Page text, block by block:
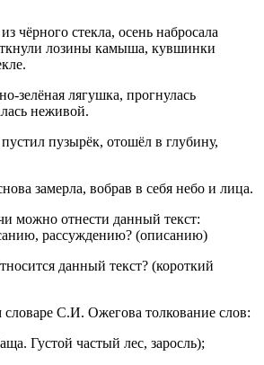
чёрного стекла, осень набросала
лозины камыша, кувшинки
зелёная лягушка, прогнулась
неживой.
пузырёк, отошёл в глубину,
замерла, вобрав в себя небо и лица.
можно отнести данный текст:
рассуждению? (описанию)
данный текст? (короткий
С.И. Ожегова толкование слов:
Густой частый лес, заросль);